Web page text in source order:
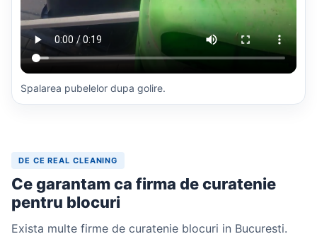
Spalarea pubelelor dupa golire.
DE CE REAL CLEANING
Ce garantam ca firma de curatenie
pentru blocuri
Exista multe firme de curatenie blocuri in Bucuresti.